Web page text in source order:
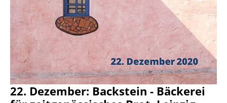
22. Dezember: Backstein - Bäckerei